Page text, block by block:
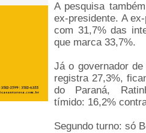
A pesquisa
ex-presidente. A
com 31,7% das
que marca 33,7%.
Já o governador
registra 27,3%,
do Paraná,
tímido: 16,2%
Segundo turno: só